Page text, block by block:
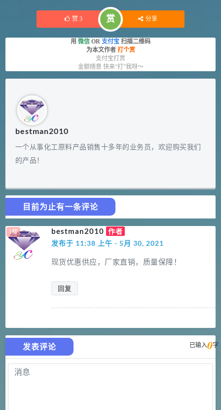
赞 3 赏 分享
用 微信 OR 支付宝 扫描二维码
为本文作者 打个赏
支付宝打赏
金额随意 快来“打”我呀～
bestman2010
一个从事化工原料产品销售十多年的业务员，欢迎购买我们
的产品！
目前为止有一条评论
bestman2010 作者
发布于 11:38 上午 - 5月 30, 2021
现货优惠供应，厂家直销，质量保障！
回复
发表评论 已输入0字